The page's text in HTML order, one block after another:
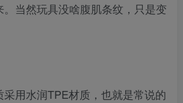
当然玩具没啥腹肌条纹，只是变
用水润TPE材质，也就是常说的